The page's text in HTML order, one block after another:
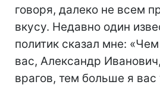
говоря, далеко не всем
вкусу. Недавно один
политик сказал мне:
вас, Александр
врагов, тем больше я